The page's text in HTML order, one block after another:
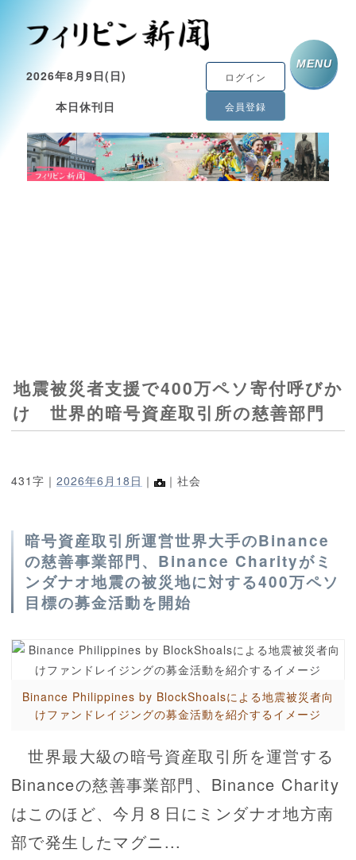
2026年8月9日(日)
本日休刊日
ログイン
会員登録
MENU
地震被災者支援で400万ペソ寄付呼びか
け 世界的暗号資産取引所の慈善部門
431字｜ 2026年6月18日 ｜ ｜社会
暗号資産取引所運営世界大手のBinance
の慈善事業部門、Binance Charityがミ
ンダナオ地震の被災地に対する400万ペソ
目標の募金活動を開始
Binance Philippines by BlockShoalsによる地震被災者向
けファンドレイジングの募金活動を紹介するイメージ
世界最大級の暗号資産取引所を運営する
Binanceの慈善事業部門、Binance Charity
はこのほど、今月８日にミンダナオ地方南
部で発生したマグニ...